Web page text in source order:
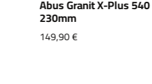
Abus Granit X-Plus 540
230mm
149,90€